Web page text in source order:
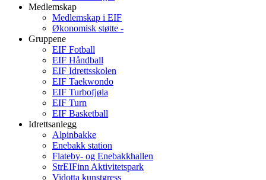
Medlemskap
Medlemskap i EIF
Økonomisk støtte -
Gruppene
EIF Fotball
EIF Håndball
EIF Idrettsskolen
EIF Taekwondo
EIF Turbofjøla
EIF Turn
EIF Basketball
Idrettsanlegg
Alpinbakke
Enebakk station
Flateby- og Enebakkhallen
StrEIFinn Aktivitetspark
Vidotta kunstgress